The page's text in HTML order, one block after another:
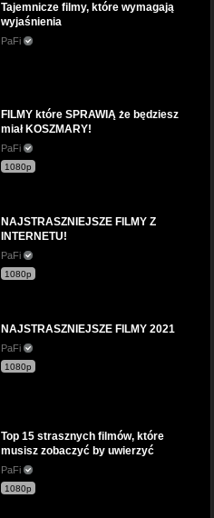
Tajemnicze filmy, które wymagają
wyjaśnienia
PaFi
FILMY które SPRAWIĄ że będziesz
miał KOSZMARY!
PaFi
1080p
NAJSTRASZNIEJSZE FILMY Z
INTERNETU!
PaFi
1080p
NAJSTRASZNIEJSZE FILMY 2021
PaFi
1080p
Top 15 strasznych filmów, które
musisz zobaczyć by uwierzyć
PaFi
1080p